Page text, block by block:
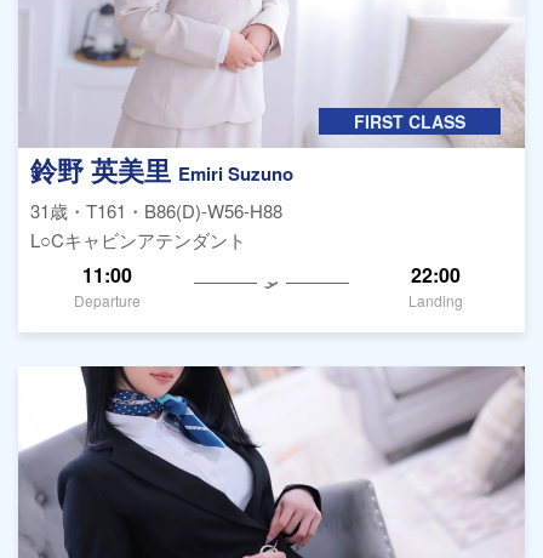
FIRST CLASS
鈴野 英美里 Emiri Suzuno
31歳・T161・B86(D)-W56-H88
L○Cキャビンアテンダント
11:00
Departure
22:00
Landing